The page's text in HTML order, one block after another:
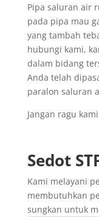
Pipa saluran air
pada pipa mau
yang tambah
hubungi kami,
dalam bidang
Anda telah
paralon saluran
Jangan ragu
Sedot
Kami melayani
membutuhkan
sungkan untuk